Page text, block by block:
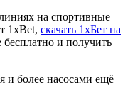
на спортивные
1xBet, скачать 1хБет на
и получить
и более насосами ещё